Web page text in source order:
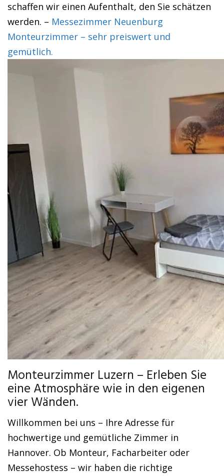
schaffen wir einen Aufenthalt, den Sie schätzen
werden. – Messezimmer Neuenburg
Monteurzimmer – sehr preiswert und
gemütlich.
Monteurzimmer Luzern – Erleben Sie
eine Atmosphäre wie in den eigenen
vier Wänden.
Willkommen bei uns – Ihre Adresse für
hochwertige und gemütliche Zimmer in
Hannover. Ob Monteur, Facharbeiter oder
Messehostess – wir haben die richtige